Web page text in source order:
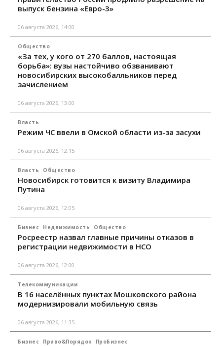
выпуск бензина «Евро-3»
06 августа 2026, 14:00
Общество
«За тех, у кого от 270 баллов, настоящая
борьба»: вузы настойчиво обзванивают
новосибирских высокобалльников перед
зачислением
06 августа 2026, 13:00
Власть
Режим ЧС ввели в Омской области из-за засухи
06 августа 2026, 12:15
Власть Общество
Новосибирск готовится к визиту Владимира
Путина
06 августа 2026, 12:05
Бизнес Недвижимость Общество
Росреестр назвал главные причины отказов в
регистрации недвижимости в НСО
06 августа 2026, 12:00
Телекоммуникации
В 16 населённых пунктах Мошковского района
модернизировали мобильную связь
06 августа 2026, 11:35
Бизнес Право&Порядок ПроБизнес